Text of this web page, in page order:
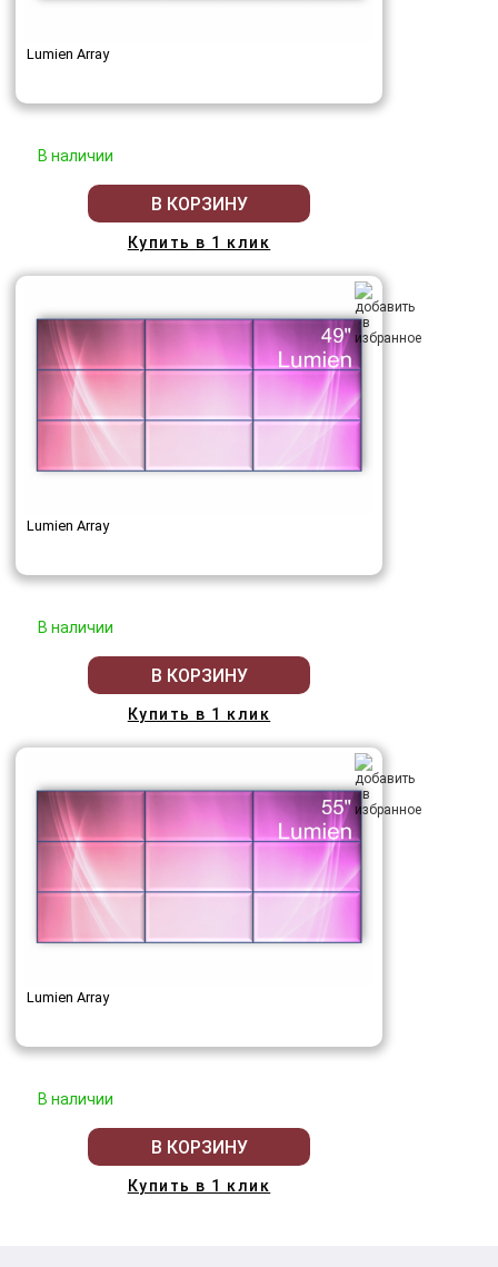
Lumien Array
В наличии
В КОРЗИНУ
Купить в 1 клик
Lumien Array
В наличии
В КОРЗИНУ
Купить в 1 клик
Lumien Array
В наличии
В КОРЗИНУ
Купить в 1 клик